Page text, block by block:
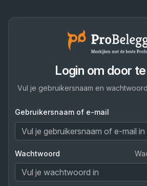
Login om door
Vul je gebruikersnaam en
Gebruikersnaam of e-mail
Wachtwoord